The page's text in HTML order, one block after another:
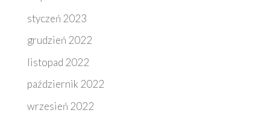
styczeń 2023
grudzień 2022
listopad 2022
październik 2022
wrzesień 2022